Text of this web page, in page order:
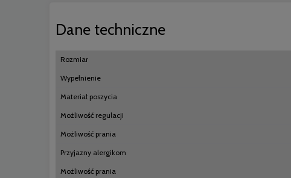
Dane techniczne
Rozmiar
Wypełnienie
Materiał poszycia
Możliwość regulacji
Możliwość prania
Przyjazny alergikom
Możliwość prania